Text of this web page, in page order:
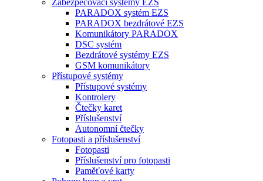
Zabezpečovací systémy EZS
PARADOX systém EZS
PARADOX bezdrátové EZS
Komunikátory PARADOX
DSC systém
Bezdrátové systémy EZS
GSM komunikátory
Přístupové systémy
Přístupové systémy
Kontrolery
Čtečky karet
Příslušenství
Autonomní čtečky
Fotopasti a příslušenství
Fotopasti
Příslušenství pro fotopasti
Paměťové karty